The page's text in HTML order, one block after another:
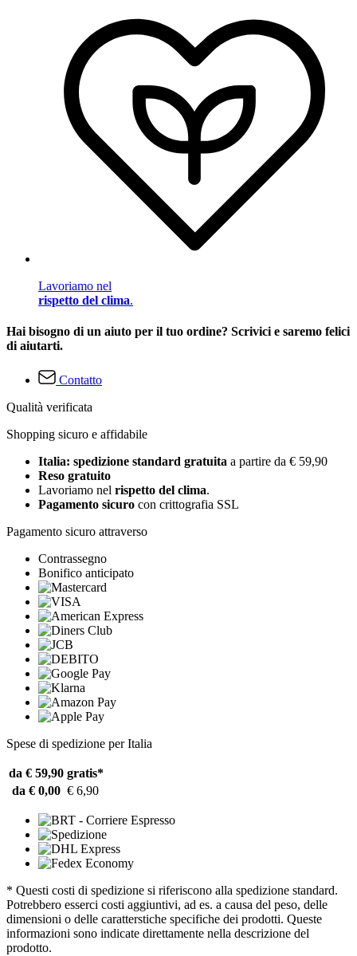
Lavoriamo nel
rispetto del clima.
Hai bisogno di un aiuto per il tuo ordine? Scrivici e saremo felici
di aiutarti.
Contatto
Qualità verificata
Shopping sicuro e affidabile
Italia: spedizione standard gratuita a partire da € 59,90
Reso gratuito
Lavoriamo nel rispetto del clima.
Pagamento sicuro con crittografia SSL
Pagamento sicuro attraverso
Contrassegno
Bonifico anticipato
Spese di spedizione per Italia
da € 59,90 gratis*
da € 0,00 € 6,90
* Questi costi di spedizione si riferiscono alla spedizione standard.
Potrebbero esserci costi aggiuntivi, ad es. a causa del peso, delle
dimensioni o delle caratterstiche specifiche dei prodotti. Queste
informazioni sono indicate direttamente nella descrizione del
prodotto.